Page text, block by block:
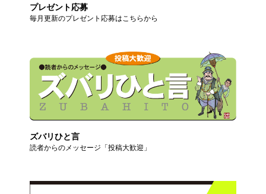
プレゼント応募
毎月更新のプレゼント応募はこちらから
ズバリひと言
読者からのメッセージ「投稿大歓迎」